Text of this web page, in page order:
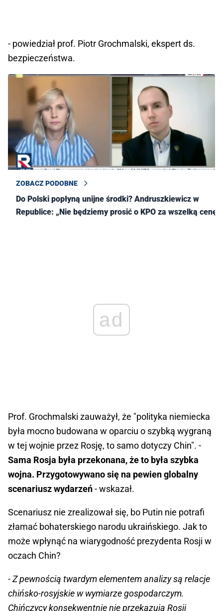
- powiedział prof. Piotr Grochmalski, ekspert ds.
bezpieczeństwa.
ZOBACZ PODOBNE
Do Polski popłyną unijne środki? Andruszkiewicz w
Republice: „Nie będziemy prosić o KPO za wszelką cenę”
ad
Prof. Grochmalski zauważył, że "polityka niemiecka
była mocno budowana w oparciu o szybką wygraną
w tej wojnie przez Rosję, to samo dotyczy Chin". -
Sama Rosja była przekonana, że to była szybka
wojna. Przygotowywano się na pewien globalny
scenariusz wydarzeń- wskazał.
Scenariusz nie zrealizował się, bo Putin nie potrafi
złamać bohaterskiego narodu ukraińskiego. Jak to
może wpłynąć na wiarygodność prezydenta Rosji w
oczach Chin?
- Z pewnością twardym elementem analizy są relacje
chińsko-rosyjskie w wymiarze gospodarczym.
Chińczycy konsekwentnie nie przekazują Rosji